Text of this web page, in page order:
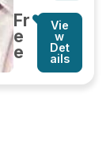
Fr
e
e
Vie
w
Det
ails